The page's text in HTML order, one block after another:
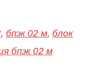
, бпэк 02 м, блок
бпэк 02 м